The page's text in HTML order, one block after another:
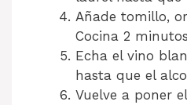
Añade tomillo,
Cocina 2
Echa el vino
hasta que el
Vuelve a poner